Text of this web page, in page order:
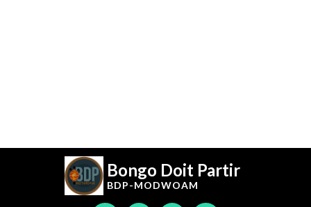
Bongo Doit Partir
BDP-MODWOAM